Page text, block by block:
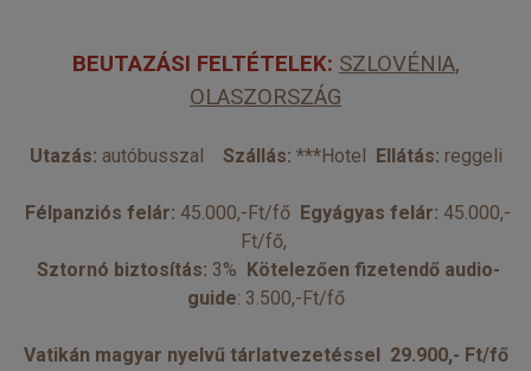
BEUTAZÁSI FELTÉTELEK: SZLOVÉNIA,
OLASZORSZÁG
Utazás: autóbusszal Szállás: ***Hotel Ellátás: reggeli
Félpanziós felár: 45.000,-Ft/fő Egyágyas felár: 45.000,-
Ft/fő,
Sztornó biztosítás: 3% Kötelezően fizetendő audio-
guide: 3.500,-Ft/fő
Vatikán magyar nyelvű tárlatvezetéssel 29.900,- Ft/fő